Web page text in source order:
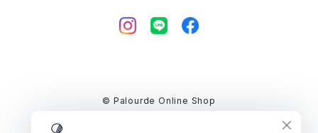
© Palourde Online Shop